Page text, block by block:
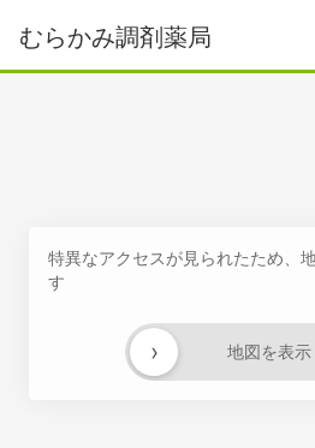
むらかみ調剤薬局
特異なアクセスが見られたため、
す
地図を表示
›